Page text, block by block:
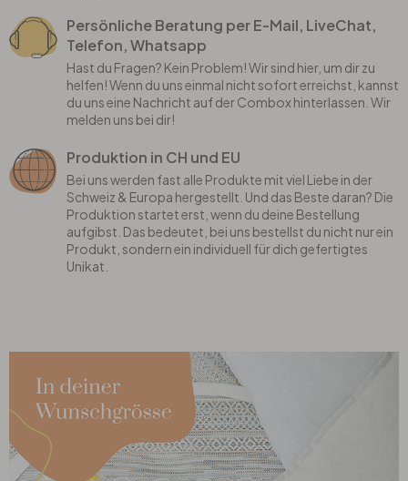
Persönliche Beratung per E-Mail, LiveChat,
Telefon, Whatsapp
Hast du Fragen? Kein Problem! Wir sind hier, um dir zu
helfen! Wenn du uns einmal nicht sofort erreichst, kannst
du uns eine Nachricht auf der Combox hinterlassen. Wir
melden uns bei dir!
Produktion in CH und EU
Bei uns werden fast alle Produkte mit viel Liebe in der
Schweiz & Europa hergestellt. Und das Beste daran? Die
Produktion startet erst, wenn du deine Bestellung
aufgibst. Das bedeutet, bei uns bestellst du nicht nur ein
Produkt, sondern ein individuell für dich gefertigtes
Unikat.